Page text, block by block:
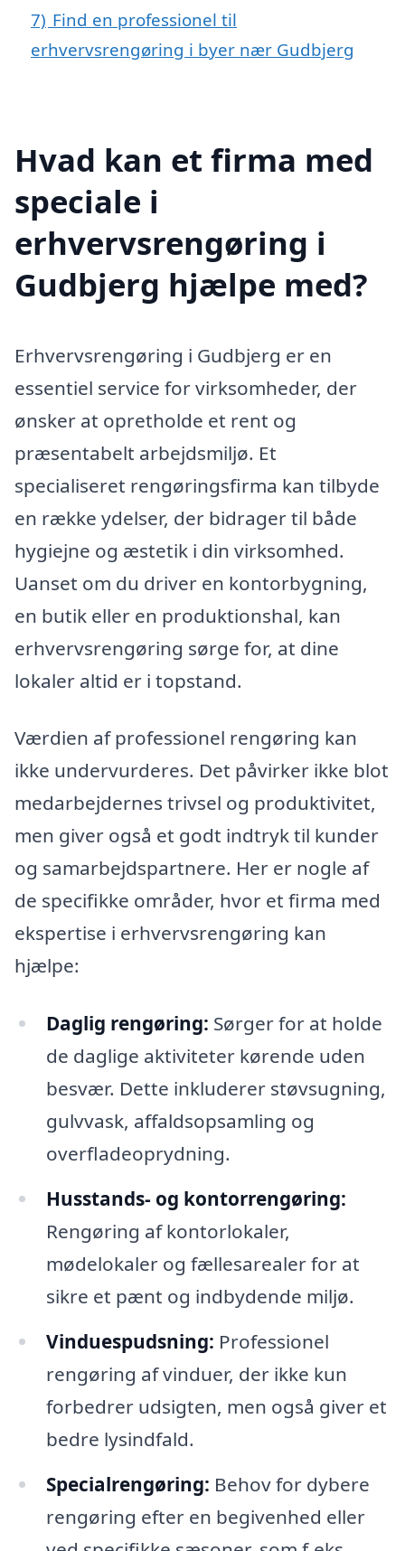
7) Find en professionel til
erhvervsrengøring i byer nær Gudbjerg
Hvad kan et firma med
speciale i
erhvervsrengøring i
Gudbjerg hjælpe med?
Erhvervsrengøring i Gudbjerg er en
essentiel service for virksomheder, der
ønsker at opretholde et rent og
præsentabelt arbejdsmiljø. Et
specialiseret rengøringsfirma kan tilbyde
en række ydelser, der bidrager til både
hygiejne og æstetik i din virksomhed.
Uanset om du driver en kontorbygning,
en butik eller en produktionshal, kan
erhvervsrengøring sørge for, at dine
lokaler altid er i topstand.
Værdien af professionel rengøring kan
ikke undervurderes. Det påvirker ikke blot
medarbejdernes trivsel og produktivitet,
men giver også et godt indtryk til kunder
og samarbejdspartnere. Her er nogle af
de specifikke områder, hvor et firma med
ekspertise i erhvervsrengøring kan
hjælpe:
Daglig rengøring: Sørger for at holde
de daglige aktiviteter kørende uden
besvær. Dette inkluderer støvsugning,
gulvvask, affaldsopsamling og
overfladeoprydning.
Husstands- og kontorrengøring:
Rengøring af kontorlokaler,
mødelokaler og fællesarealer for at
sikre et pænt og indbydende miljø.
Vinduespudsning: Professionel
rengøring af vinduer, der ikke kun
forbedrer udsigten, men også giver et
bedre lysindfald.
Specialrengøring: Behov for dybere
rengøring efter en begivenhed eller